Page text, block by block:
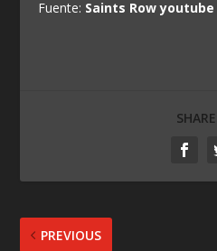
Fuente: Saints Row youtube
SHARE:
PREVIOUS